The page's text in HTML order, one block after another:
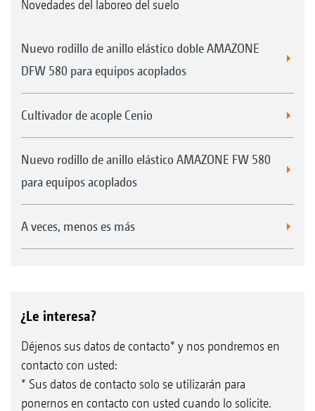
Novedades del laboreo del suelo
Nuevo rodillo de anillo elástico doble AMAZONE
DFW 580 para equipos acoplados
Cultivador de acople Cenio
Nuevo rodillo de anillo elástico AMAZONE FW 580
para equipos acoplados
A veces, menos es más
¿Le interesa?
Déjenos sus datos de contacto* y nos pondremos en
contacto con usted:
* Sus datos de contacto solo se utilizarán para
ponernos en contacto con usted cuando lo solicite.